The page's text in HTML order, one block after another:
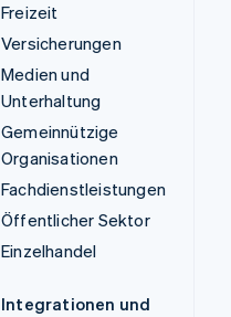
Freizeit
Versicherungen
Medien und
Unterhaltung
Gemeinnützige
Organisationen
Fachdienstleistungen
Öffentlicher Sektor
Einzelhandel
Integrationen und